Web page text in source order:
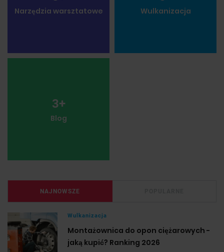
Narzędzia warsztatowe Wulkanizacja
3+
Blog
NAJNOWSZE
Wulkanizacja
Montażownica do opon ciężarowych -
jaką kupić? Ranking 2026